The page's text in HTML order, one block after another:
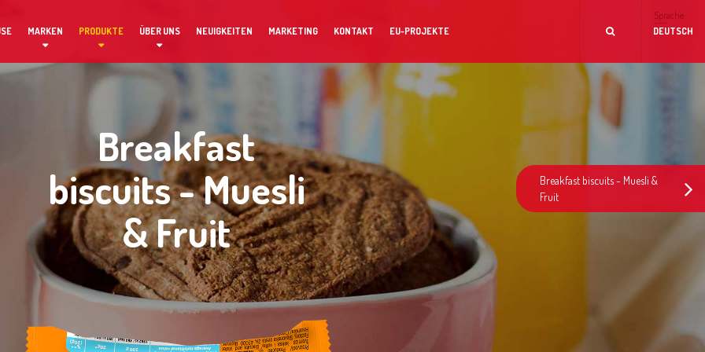
MARKEN PRODUKTE ÜBER UNS NEUIGKEITEN MARKETING KONTAKT EU-PROJEKTE
Sprache
DEUTSCH
Breakfast
biscuits - Muesli
& Fruit